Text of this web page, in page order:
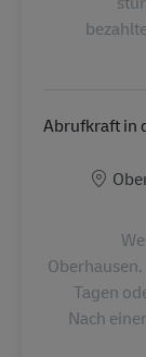
Abrufkraft in
Tagen
Nach